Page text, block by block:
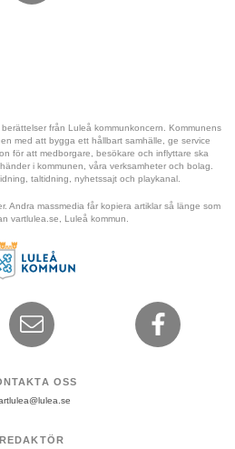
från Luleå kommunkoncern. Kommunens
med att bygga ett hållbart samhälle, ge service
för att medborgare, besökare och inflyttare ska
i kommunen, våra verksamheter och bolag.
taltidning, nyhetssajt och playkanal.
Andra massmedia får kopiera artiklar så länge som
vartlulea.se, Luleå kommun.
OSS
REDAKTÖR